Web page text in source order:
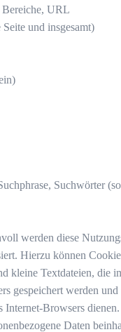
Bereiche, URL
und insgesamt)
Suchwörter
werden diese
Hierzu können
kleine Textdateien, die
gespeichert werden und
Internet-Browsers
Daten